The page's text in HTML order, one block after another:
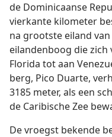
de Dominicaanse
vierkante kilometer
na grootste eiland
eilandenboog die zich
Florida tot aan
berg, Pico Duarte,
3185 meter, als een
de Caribische Zee
De vroegst bekende